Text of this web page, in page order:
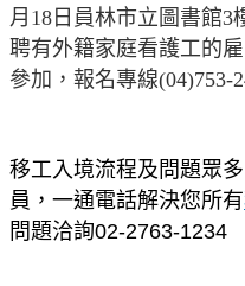
月 18 日員林市立圖書館3
聘有外籍家庭看護工的
參加，報名專線(04)753-
移工入境流程及問題眾多
員，一通電話解決您所有
問題洽詢02-2763-1234